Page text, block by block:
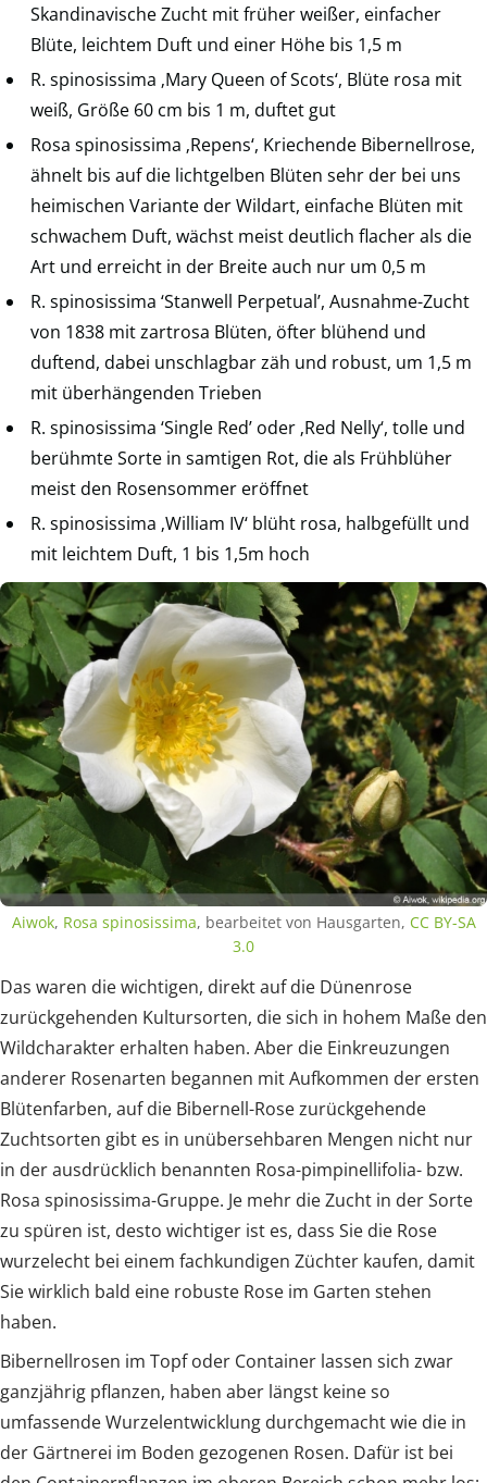
Skandinavische Zucht mit früher weißer, einfacher
Blüte, leichtem Duft und einer Höhe bis 1,5 m
R. spinosissima ‚Mary Queen of Scots‘, Blüte rosa mit
weiß, Größe 60 cm bis 1 m, duftet gut
Rosa spinosissima ‚Repens‘, Kriechende Bibernellrose,
ähnelt bis auf die lichtgelben Blüten sehr der bei uns
heimischen Variante der Wildart, einfache Blüten mit
schwachem Duft, wächst meist deutlich flacher als die
Art und erreicht in der Breite auch nur um 0,5 m
R. spinosissima ‘Stanwell Perpetual’, Ausnahme-Zucht
von 1838 mit zartrosa Blüten, öfter blühend und
duftend, dabei unschlagbar zäh und robust, um 1,5 m
mit überhängenden Trieben
R. spinosissima ‘Single Red’ oder ‚Red Nelly‘, tolle und
berühmte Sorte in samtigen Rot, die als Frühblüher
meist den Rosensommer eröffnet
R. spinosissima ‚William IV‘ blüht rosa, halbgefüllt und
mit leichtem Duft, 1 bis 1,5m hoch
Aiwok, Rosa spinosissima, bearbeitet von Hausgarten, CC BY-SA
3.0
Das waren die wichtigen, direkt auf die Dünenrose
zurückgehenden Kultursorten, die sich in hohem Maße den
Wildcharakter erhalten haben. Aber die Einkreuzungen
anderer Rosenarten begannen mit Aufkommen der ersten
Blütenfarben, auf die Bibernell-Rose zurückgehende
Zuchtsorten gibt es in unübersehbaren Mengen nicht nur
in der ausdrücklich benannten Rosa-pimpinellifolia- bzw.
Rosa spinosissima-Gruppe. Je mehr die Zucht in der Sorte
zu spüren ist, desto wichtiger ist es, dass Sie die Rose
wurzelecht bei einem fachkundigen Züchter kaufen, damit
Sie wirklich bald eine robuste Rose im Garten stehen
haben.
Bibernellrosen im Topf oder Container lassen sich zwar
ganzjährig pflanzen, haben aber längst keine so
umfassende Wurzelentwicklung durchgemacht wie die in
der Gärtnerei im Boden gezogenen Rosen. Dafür ist bei